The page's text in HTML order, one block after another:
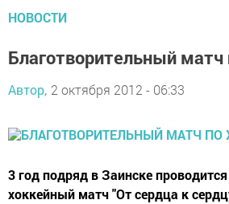
НОВОСТИ
Благотворительный матч
Автор, 2 октября 2012 - 06:33
3 год подряд в Заинске
хоккейный матч "От сердца к